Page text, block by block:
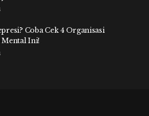
Coba Cek 4 Organisasi
Mental Ini!